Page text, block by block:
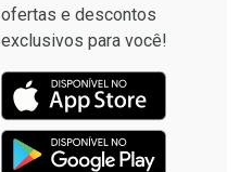
ofertas e descontos
exclusivos para você!